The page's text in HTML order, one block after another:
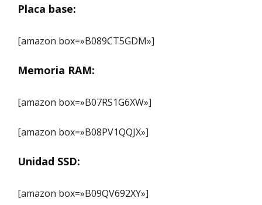
Placa base:
[amazon box=»B089CT5GDM»]
Memoria RAM:
[amazon box=»B07RS1G6XW»]
[amazon box=»B08PV1QQJX»]
Unidad SSD:
[amazon box=»B09QV692XY»]